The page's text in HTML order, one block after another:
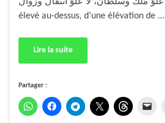
élevé au-dessus, d’une élévation de …
Lire la suite
Partager :